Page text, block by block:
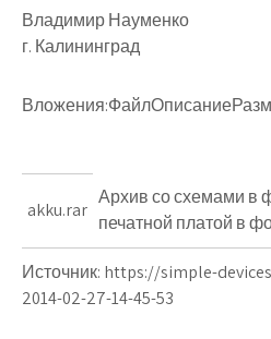
Владимир Науменко
г. Калининград
akku.rar
Архив со схемами в
печатной платой в
Источник: https://simple-
2014-02-27-14-45-53